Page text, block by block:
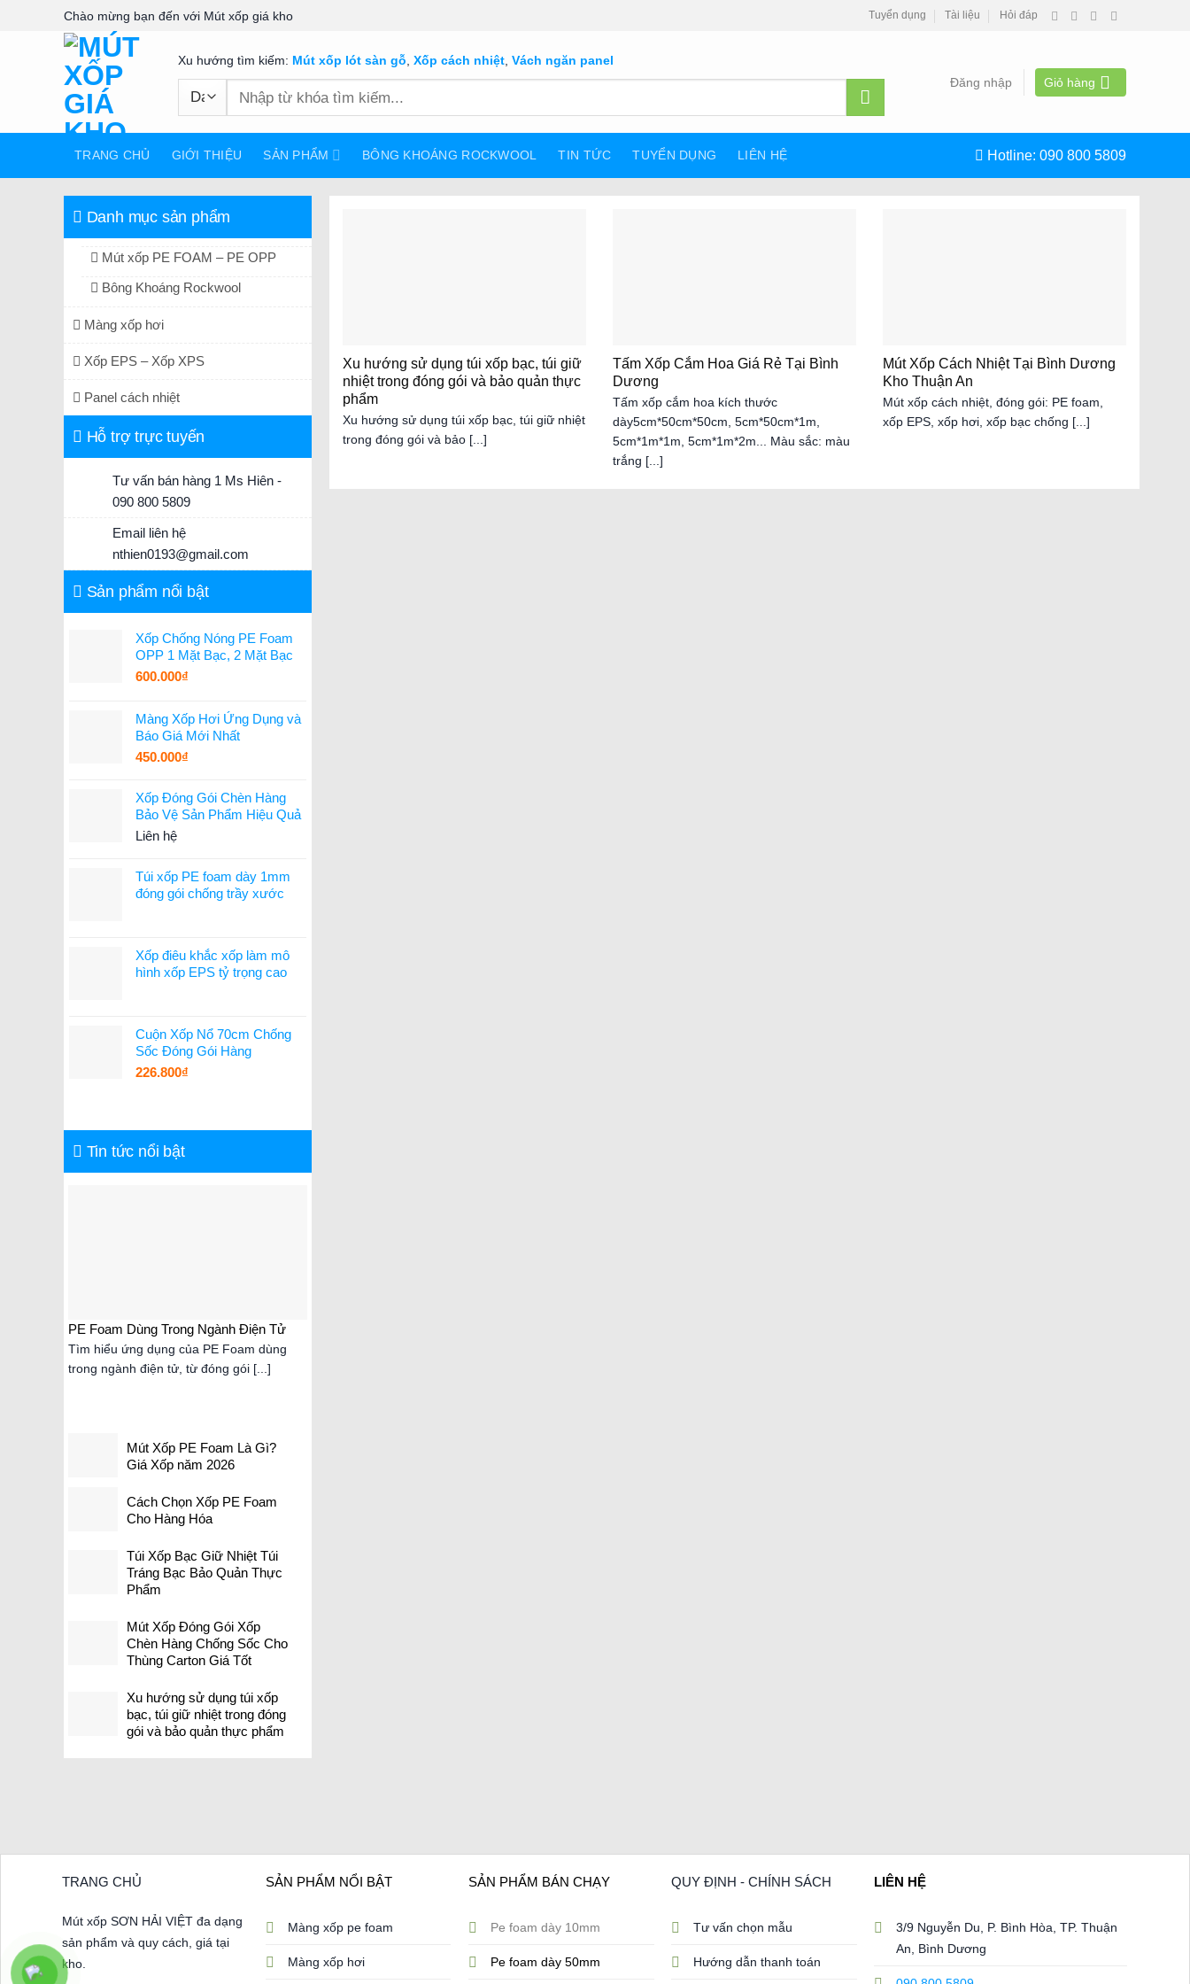
Chào mừng bạn đến với Mút xốp giá kho Tuyển dụng Tài liệu Hỏi đáp
Xu hướng tìm kiếm: Mút xốp lót sàn gỗ Xốp cách nhiệt, Vách ngăn panel
Tìm
Đăng nhập Giỏ hàng
TRANG CHỦ GIỚI THIỆU SẢN PHẨM BÔNG KHOÁNG ROCKWOOL TIN TỨC TUYỂN DỤNG LIÊN HỆ Hotline: 090 800 5809
Danh mục sản phẩm
Mút xốp PE FOAM – PE OPP
Bông Khoáng Rockwool
Màng xốp hơi
Xốp EPS – Xốp XPS
Panel cách nhiệt
Hỗ trợ trực tuyến
Tư vấn bán hàng 1 Ms Hiên -
090 800 5809
Email liên hệ
nthien0193@gmail.com
Sản phẩm nổi bật
Xốp Chống Nóng PE Foam
OPP 1 Mặt Bạc, 2 Mặt Bạc
600.000₫
Màng Xốp Hơi Ứng Dụng và
Báo Giá Mới Nhất
450.000₫
Xốp Đóng Gói Chèn Hàng
Bảo Vệ Sản Phẩm Hiệu Quả
Liên hệ
Túi xốp PE foam dày 1mm
đóng gói chống trầy xước
Xốp điêu khắc xốp làm mô
hình xốp EPS tỷ trọng cao
Cuộn Xốp Nổ 70cm Chống
Sốc Đóng Gói Hàng
226.800₫
Tin tức nổi bật
PE Foam Dùng Trong Ngành Điện Tử
Tìm hiểu ứng dụng của PE Foam dùng
trong ngành điện tử, từ đóng gói [...]
Mút Xốp PE Foam Là Gì?
Giá Xốp năm 2026
Cách Chọn Xốp PE Foam
Cho Hàng Hóa
Túi Xốp Bạc Giữ Nhiệt Túi
Tráng Bạc Bảo Quản Thực
Phẩm
Mút Xốp Đóng Gói Xốp
Chèn Hàng Chống Sốc Cho
Thùng Carton Giá Tốt
Xu hướng sử dụng túi xốp
bạc, túi giữ nhiệt trong đóng
gói và bảo quản thực phẩm
Xu hướng sử dụng túi xốp bạc, túi giữ
nhiệt trong đóng gói và bảo quản thực
phẩm
Xu hướng sử dụng túi xốp bạc, túi giữ nhiệt
trong đóng gói và bảo [...]
Tấm Xốp Cắm Hoa Giá Rẻ Tại Bình
Dương
Tấm xốp cắm hoa kích thước
dày5cm*50cm*50cm, 5cm*50cm*1m,
5cm*1m*1m, 5cm*1m*2m... Màu sắc: màu
trắng [...]
Mút Xốp Cách Nhiệt Tại Bình Dương
Kho Thuận An
Mút xốp cách nhiệt, đóng gói: PE foam,
xốp EPS, xốp hơi, xốp bạc chống [...]
TRANG CHỦ
Mút xốp SƠN HẢI VIỆT đa dạng
sản phẩm và quy cách, giá tại
kho.
SẢN PHẨM NỔI BẬT
Màng xốp pe foam
Màng xốp hơi
SẢN PHẨM BÁN CHẠY
Pe foam dày 10mm
Pe foam dày 50mm
QUY ĐỊNH - CHÍNH SÁCH
Tư vấn chọn mẫu
Hướng dẫn thanh toán
LIÊN HỆ
3/9 Nguyễn Du, P. Bình Hòa, TP. Thuận
An, Bình Dương